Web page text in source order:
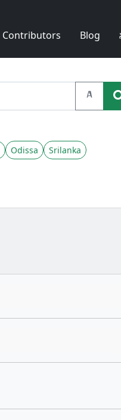
Contributors Blog
A
Odissa
Srilanka